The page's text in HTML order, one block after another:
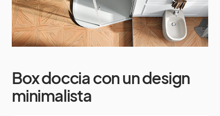
Box doccia con un design
minimalista